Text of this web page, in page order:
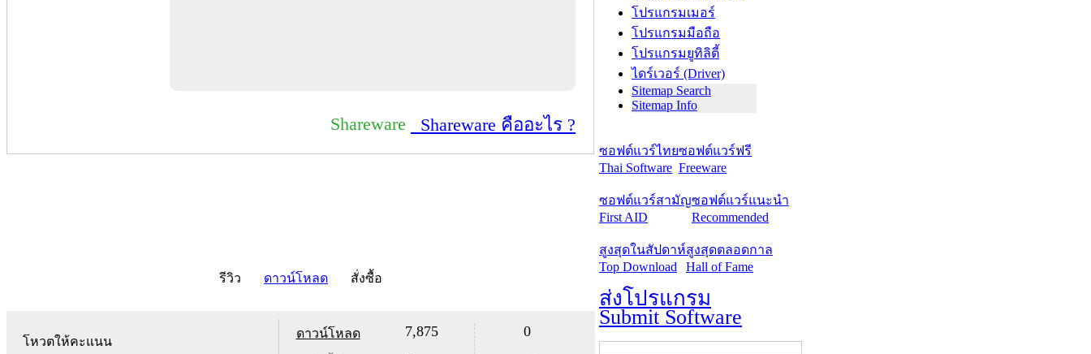
Shareware Shareware คืออะไร ?
รีวิว ดาวน์โหลด สั่งซื้อ
โหวตให้คะแนน
ดาวน์โหลด 7,875 0
โปรแกรมเมอร์
โปรแกรมมือถือ
โปรแกรมยูทิลิตี้
ไดร์เวอร์ (Driver)
Sitemap Search
Sitemap Info
ซอฟต์แวร์ไทย
Thai Software
ซอฟต์แวร์ฟรี
Freeware
ซอฟต์แวร์สามัญ
First AID
ซอฟต์แวร์แนะนำ
Recommended
สูงสุดในสัปดาห์
Top Download
สูงสุดตลอดกาล
Hall of Fame
ส่งโปรแกรม
Submit Software